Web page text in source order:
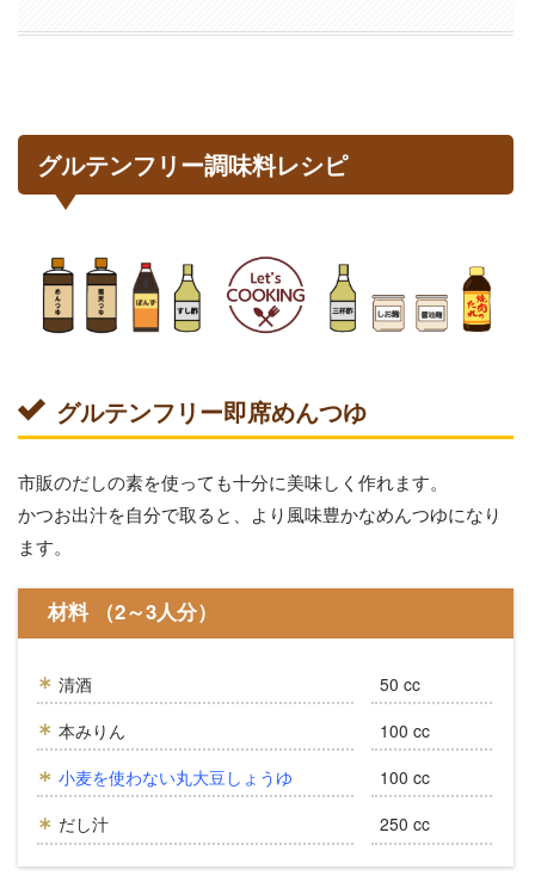
グルテンフリー調味料レシピ
グルテンフリー即席めんつゆ
市販のだしの素を使っても十分に美味しく作れます。
かつお出汁を自分で取ると、より風味豊かなめんつゆになり
ます。
材料 （2～3人分）
清酒
本みりん
小麦を使わない丸大豆しょうゆ
だし汁
50 cc
100 cc
100 cc
250 cc